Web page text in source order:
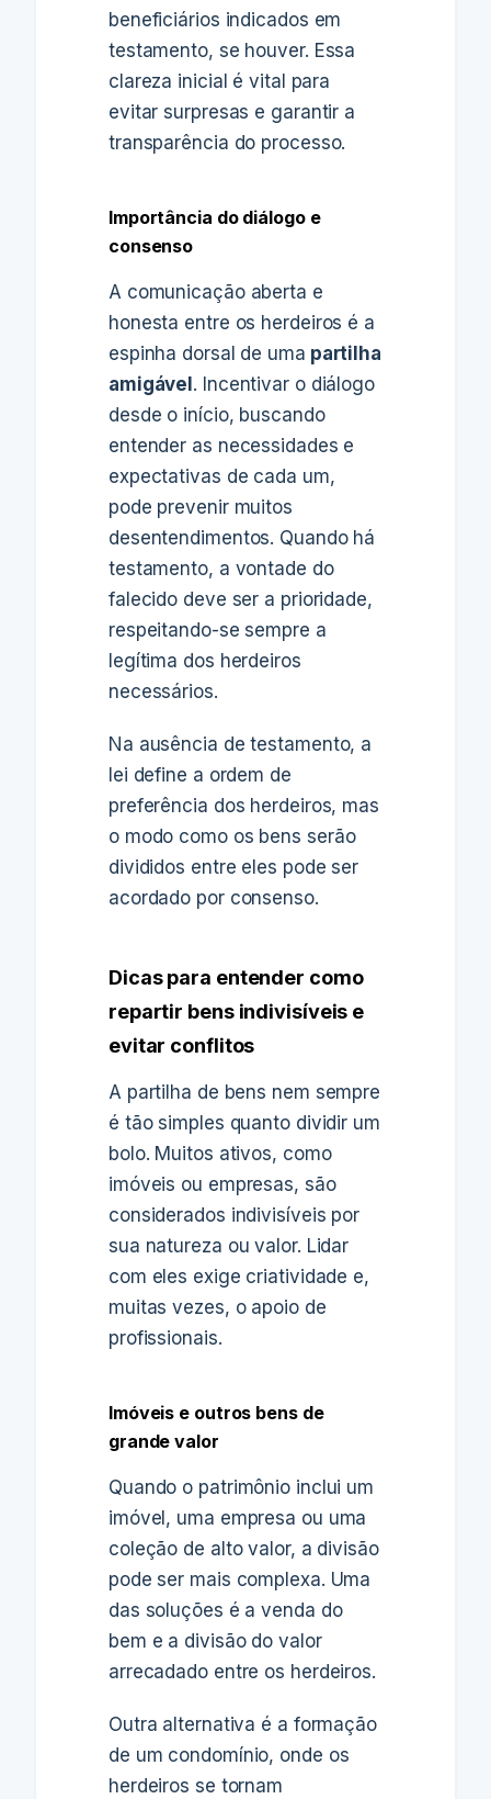
beneficiários indicados em
testamento, se houver. Essa
clareza inicial é vital para
evitar surpresas e garantir a
transparência do processo.
Importância do diálogo e
consenso
A comunicação aberta e
honesta entre os herdeiros é a
espinha dorsal de uma partilha
amigável . Incentivar o diálogo
desde o início, buscando
entender as necessidades e
expectativas de cada um,
pode prevenir muitos
desentendimentos. Quando há
testamento, a vontade do
falecido deve ser a prioridade,
respeitando-se sempre a
legítima dos herdeiros
necessários.
Na ausência de testamento, a
lei define a ordem de
preferência dos herdeiros, mas
o modo como os bens serão
divididos entre eles pode ser
acordado por consenso.
Dicas para entender como
repartir bens indivisíveis e
evitar conflitos
A partilha de bens nem sempre
é tão simples quanto dividir um
bolo. Muitos ativos, como
imóveis ou empresas, são
considerados indivisíveis por
sua natureza ou valor. Lidar
com eles exige criatividade e,
muitas vezes, o apoio de
profissionais.
Imóveis e outros bens de
grande valor
Quando o patrimônio inclui um
imóvel, uma empresa ou uma
coleção de alto valor, a divisão
pode ser mais complexa. Uma
das soluções é a venda do
bem e a divisão do valor
arrecadado entre os herdeiros.
Outra alternativa é a formação
de um condomínio, onde os
herdeiros se tornam